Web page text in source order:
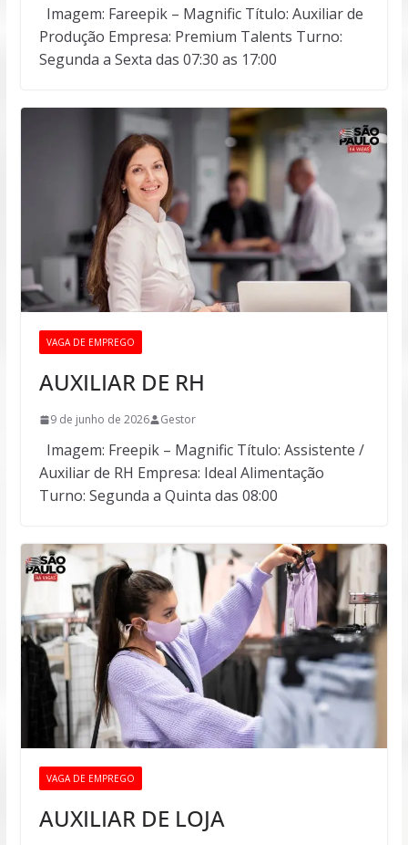
Imagem: Fareepik – Magnific Título: Auxiliar de
Produção Empresa: Premium Talents Turno:
Segunda a Sexta das 07:30 as 17:00
VAGA DE EMPREGO
AUXILIAR DE RH
9 de junho de 2026 Gestor
Imagem: Freepik – Magnific Título: Assistente /
Auxiliar de RH Empresa: Ideal Alimentação
Turno: Segunda a Quinta das 08:00
VAGA DE EMPREGO
AUXILIAR DE LOJA